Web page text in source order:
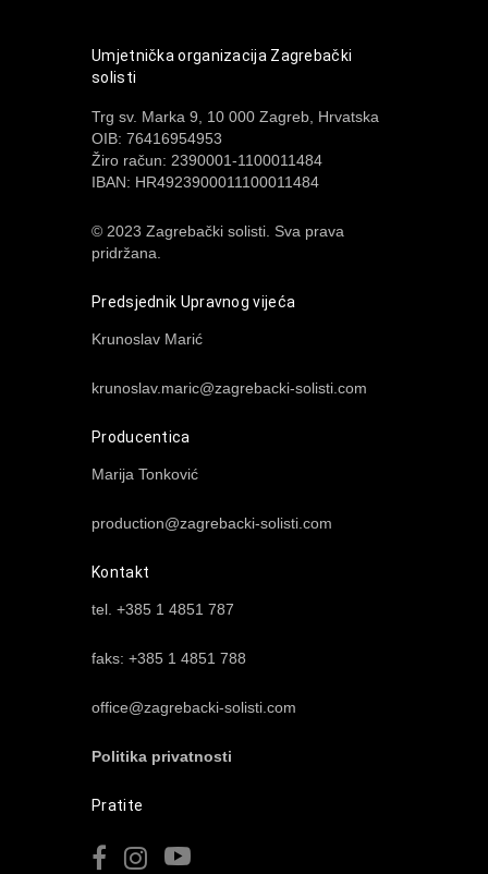
Umjetnička organizacija Zagrebački
solisti
Trg sv. Marka 9, 10 000 Zagreb, Hrvatska
OIB: 76416954953
Žiro račun: 2390001-1100011484
IBAN: HR4923900011100011484
© 2023 Zagrebački solisti. Sva prava
pridržana.
Predsjednik Upravnog vijeća
Krunoslav Marić
krunoslav.maric@zagrebacki-solisti.com
Producentica
Marija Tonković
production@zagrebacki-solisti.com
Kontakt
tel. +385 1 4851 787
faks: +385 1 4851 788
office@zagrebacki-solisti.com
Politika privatnosti
Pratite